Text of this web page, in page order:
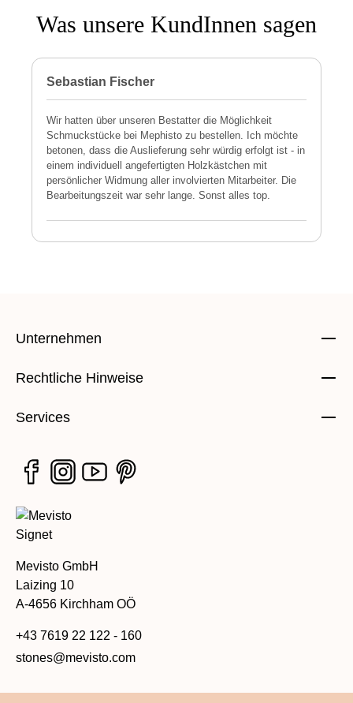
Was unsere KundInnen sagen
Sebastian Fischer
Wir hatten über unseren Bestatter die Möglichkeit
Schmuckstücke bei Mephisto zu bestellen. Ich möchte
betonen, dass die Auslieferung sehr würdig erfolgt ist - in
einem individuell angefertigten Holzkästchen mit
persönlicher Widmung aller involvierten Mitarbeiter. Die
Bearbeitungszeit war sehr lange. Sonst alles top.
Unternehmen
Rechtliche Hinweise
Services
Mevisto GmbH
Laizing 10
A-4656 Kirchham OÖ
+43 7619 22 122 - 160
stones@mevisto.com